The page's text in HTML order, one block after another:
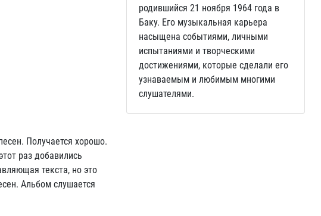
Получается хорошо.
раз добавились
текста, но это
Альбом слушается
родившийся 21 ноября 1964 года в
Баку. Его музыкальная карьера
насыщена событиями, личными
испытаниями и творческими
достижениями, которые сделали его
узнаваемым и любимым многими
слушателями.